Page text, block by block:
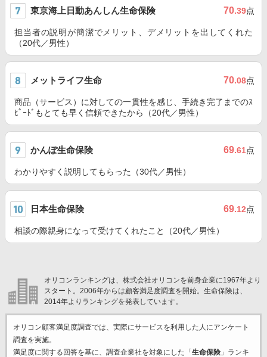
東京海上日動あんしん生命保険 70.39点
担当者の説明が簡潔でメリット、デメリットを出してくれた
（20代／男性）
メットライフ生命 70.08点
商品（サービス）に対しての一貫性を感じ、手続き完了までのｽ
ﾋﾟｰﾄﾞもとても早く信頼できたから（20代／男性）
かんぽ生命保険 69.61点
わかりやすく説明してもらった（30代／男性）
日本生命保険 69.12点
相談の際親身になって受けてくれたこと（20代／男性）
オリコンランキングは、株式会社オリコンを前身企業に1967年より
スタート。2006年からは顧客満足度調査を開始。生命保険は、
2014年よりランキングを発表しています。
オリコン顧客満足度調査では、実際にサービスを利用した 人にアンケート
調査を実施。
満足度に関する回答を基に、調査企業社を対象にした「 生命保険」ランキ